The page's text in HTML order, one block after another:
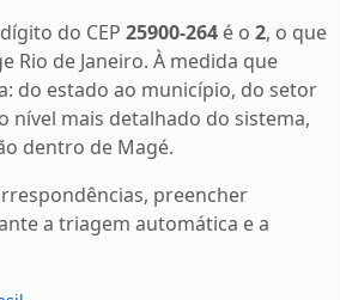
do CEP 25900-264 é o 2, o que
Rio de Janeiro. À medida que
do estado ao município, do setor
mais detalhado do sistema,
dentro de Magé.
preencher
a triagem automática e a